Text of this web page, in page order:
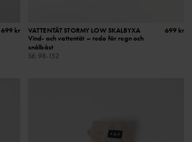
699 kr
VATTENTÄT STORMY LOW SKALBYXA
Vind- och vattentät – redo för regn och
snålbåst
Stl: 98-152
699 kr